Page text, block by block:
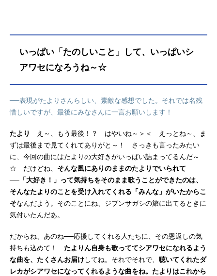
いっぱい「たのしいこと」して、いっぱいシ
アワセになろうね～☆
──表現がたよりさんらしい、素敵な感想でした。それでは名残
惜しいですが、最後にみなさんに一言お願いします！
たより
え～、もう最後！？ はやいね～＞＜ えっとね～、ま
ずは最後まで見てくれてありがと～！ さっきも言ったみたい
に、今回の曲にはたよりの大好きがいっぱい詰まってるんだ～
☆ だけどね、 そんな風にありのままのたよりでいられて
──「大好き！」って気持ちをそのまま歌うことができたのは、
そんなたよりのことを受け入れてくれる「みんな」がいたからこ
そなんだよう。そのことにね、ジブンサガシの旅に出てるときに
気付いたんだあ。
だからね、あのね──応援してくれる人たちに、その恩返しの気
持ちも込めて！ たよりん自身も歌っててシアワセになれるよう
な曲を、たくさんお届けしてね。それでそれで、 聴いてくれたダ
レカがシアワセになってくれるような曲をね。たよりはこれから